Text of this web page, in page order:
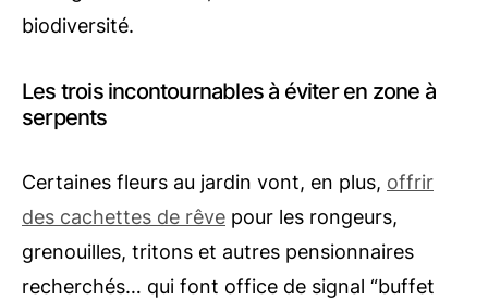
biodiversité.
Les trois incontournables à éviter en zone à
serpents
Certaines fleurs au jardin vont, en plus, offrir
des cachettes de rêve pour les rongeurs,
grenouilles, tritons et autres pensionnaires
recherchés… qui font office de signal “buffet